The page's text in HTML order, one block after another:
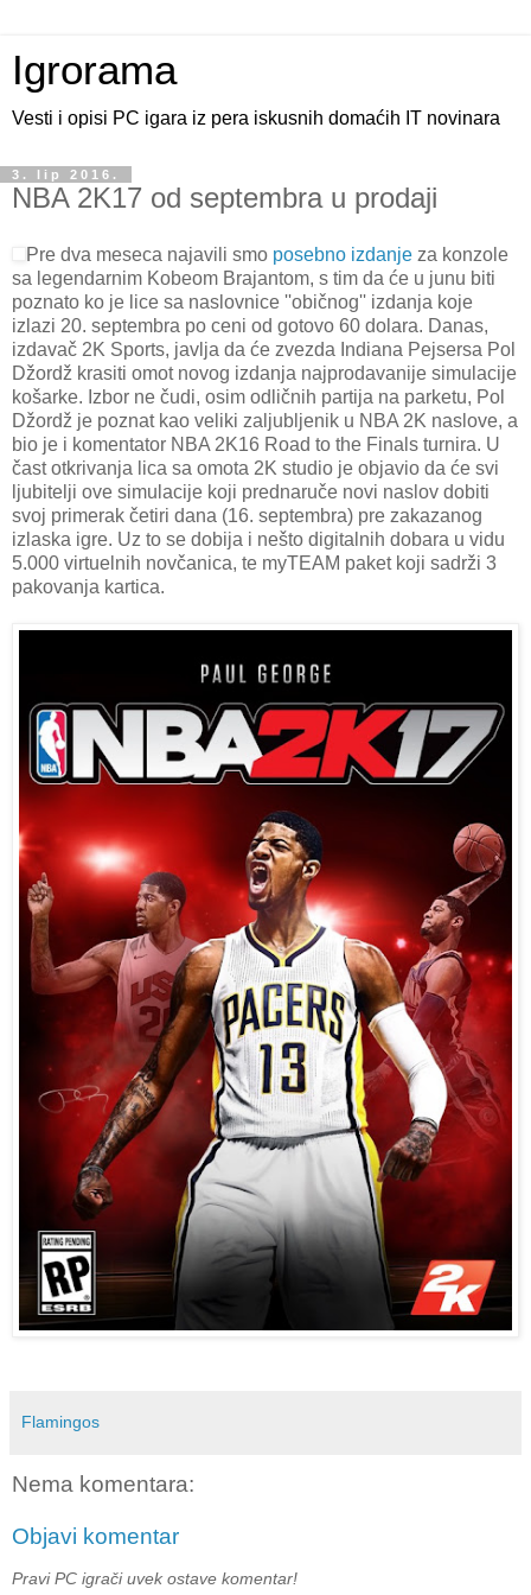
Igrorama
Vesti i opisi PC igara iz pera iskusnih domaćih IT novinara
3. lip 2016.
NBA 2K17 od septembra u prodaji
Pre dva meseca najavili smo posebno izdanje za konzole
sa legendarnim Kobeom Brajantom, s tim da će u junu biti
poznato ko je lice sa naslovnice ''običnog'' izdanja koje
izlazi 20. septembra po ceni od gotovo 60 dolara. Danas,
izdavač 2K Sports, javlja da će zvezda Indiana Pejsersa Pol
Džordž krasiti omot novog izdanja najprodavanije simulacije
košarke. Izbor ne čudi, osim odličnih partija na parketu, Pol
Džordž je poznat kao veliki zaljubljenik u NBA 2K naslove, a
bio je i komentator NBA 2K16 Road to the Finals turnira. U
čast otkrivanja lica sa omota 2K studio je objavio da će svi
ljubitelji ove simulacije koji prednaruče novi naslov dobiti
svoj primerak četiri dana (16. septembra) pre zakazanog
izlaska igre. Uz to se dobija i nešto digitalnih dobara u vidu
5.000 virtuelnih novčanica, te myTEAM paket koji sadrži 3
pakovanja kartica.
Flamingos
Nema komentara:
Objavi komentar
Pravi PC igrači uvek ostave komentar!